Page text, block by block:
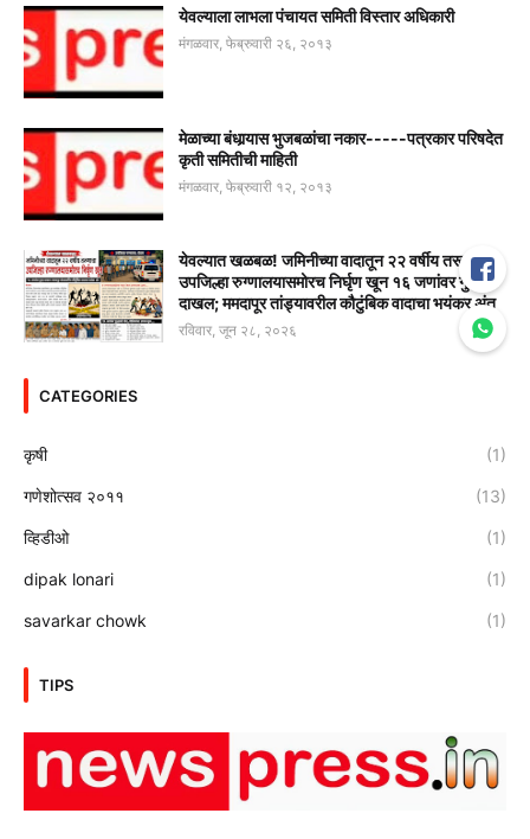
येवल्याला लाभला पंचायत समिती विस्तार अधिकारी
मंगळवार, फेब्रुवारी २६, २०१३
मेळाच्या बंधार्‍यास भुजबळांचा नकार-----पत्रकार परिषदेत
कृती समितीची माहिती
मंगळवार, फेब्रुवारी १२, २०१३
येवल्यात खळबळ! जमिनीच्या वादातून २२ वर्षीय तरूणाचा
उपजिल्हा रुग्णालयासमोरच निर्घृण खून १६ जणांवर गुन्हा
दाखल; ममदापूर तांड्यावरील कौटुंबिक वादाचा भयंकर अंत
रविवार, जून २८, २०२६
CATEGORIES
कृषी (1)
गणेशोत्सव २०११ (13)
व्हिडीओ (1)
dipak lonari (1)
savarkar chowk (1)
TIPS